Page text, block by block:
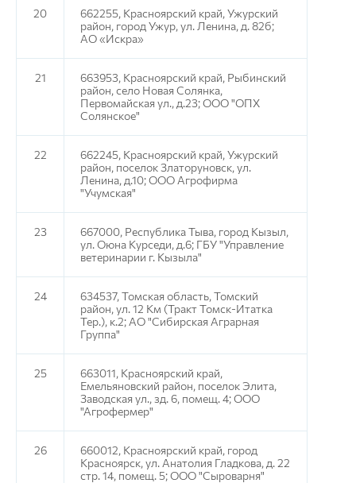
20
662255, Красноярский край, Ужурский
район, город Ужур, ул. Ленина, д. 82б;
АО «Искра»
21
663953, Красноярский край, Рыбинский
район, село Новая Солянка,
Первомайская ул., д.23; ООО "ОПХ
Солянское"
22
662245, Красноярский край, Ужурский
район, поселок Златоруновск, ул.
Ленина, д.10; ООО Агрофирма
"Учумская"
23
667000, Республика Тыва, город Кызыл,
ул. Оюна Курседи, д.6; ГБУ "Управление
ветеринарии г. Кызыла"
24
634537, Томская область, Томский
район, ул. 12 Км (Тракт Томск-Итатка
Тер.), к.2; АО "Сибирская Аграрная
Группа"
25
663011, Красноярский край,
Емельяновский район, поселок Элита,
Заводская ул., зд. 6, помещ. 4; ООО
"Агрофермер"
26
660012, Красноярский край, город
Красноярск, ул. Анатолия Гладкова, д. 22
стр. 14, помещ. 5; ООО "Сыроварня"